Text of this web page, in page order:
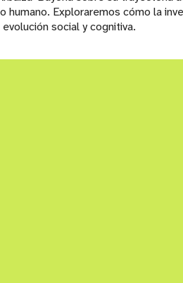
Exploraremos cómo la
social y cognitiva.